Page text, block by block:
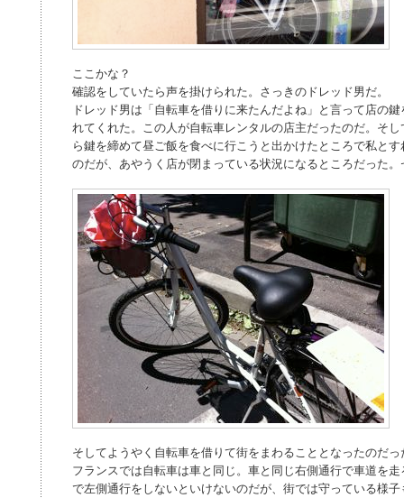
ここかな？
確認をしていたら声を掛けられた。さっきのドレッド男だ。
ドレッド男は「自転車を借りに来たんだよね」と言って店の
れてくれた。この人が自転車レンタルの店主だったのだ。そ
ら鍵を締めて昼ご飯を食べに行こうと出かけたところで私と
のだが、あやうく店が閉まっている状況になるところだった
そしてようやく自転車を借りて街をまわることとなったのだっ
フランスでは自転車は車と同じ。車と同じ右側通行で車道を
で左側通行をしないといけないのだが、街では守っている様